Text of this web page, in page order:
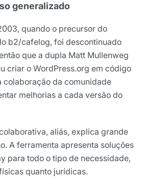
generalizado
quando o precursor do
b2/cafelog, foi descontinuado
que a dupla Matt Mullenweg
criar o WordPress.org em código
colaboração da comunidade
melhorias a cada versão do
aliás, explica grande
A ferramenta apresenta soluções
para todo o tipo de necessidade,
quanto jurídicas.